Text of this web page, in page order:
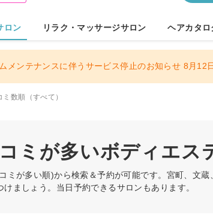
ロン リラク・マッサージサロン ヘアカタロ
メンテナンスに伴うサービス停止のお知らせ 8月12
ミ数順（すべて）
ミが多いボディエス
ミが多い順)から検索＆予約が可能です。宮町、文
ましょう。当日予約できるサロンもあります。